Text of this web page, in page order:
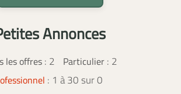
Annonces
les offres: 2 Particulier: 2
: 1 à 30 sur 0